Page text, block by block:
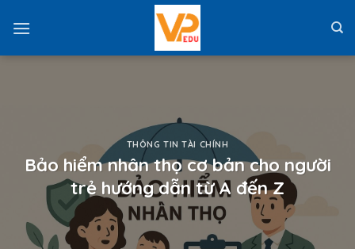
THÔNG TIN TÀI CHÍNH
Bảo hiểm nhân thọ cơ bản cho người
trẻ hướng dẫn từ A đến Z